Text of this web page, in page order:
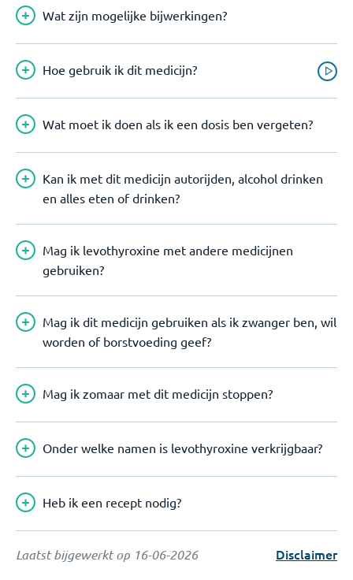
Wat zijn mogelijke bijwerkingen?
Hoe gebruik ik dit medicijn?
Wat moet ik doen als ik een dosis ben vergeten?
Kan ik met dit medicijn autorijden, alcohol drinken
en alles eten of drinken?
Mag ik levothyroxine met andere medicijnen
gebruiken?
Mag ik dit medicijn gebruiken als ik zwanger ben, wil
worden of borstvoeding geef?
Mag ik zomaar met dit medicijn stoppen?
Onder welke namen is levothyroxine verkrijgbaar?
Heb ik een recept nodig?
Laatst bijgewerkt op 16-06-2026 Disclaimer